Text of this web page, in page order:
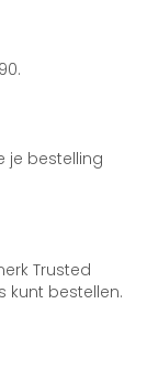
je bestelling
Trusted
kunt bestellen.